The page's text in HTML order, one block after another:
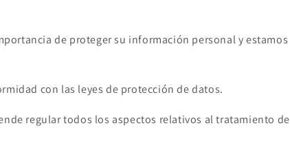
de proteger su información personal y estamos
con las leyes de protección de datos.
regular todos los aspectos relativos al tratamiento de